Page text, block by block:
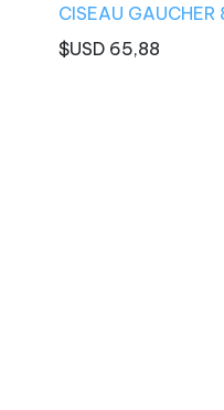
CISEAU GAUCHER
$USD 65,88